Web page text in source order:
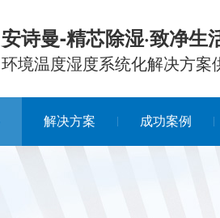
安诗曼-精芯除湿·致净生
环境温度湿度系统化解决方案
解决方案 成功案例